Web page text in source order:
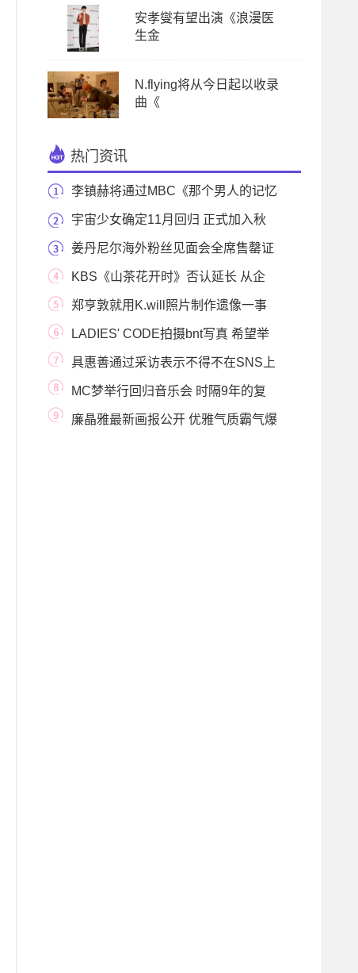
安孝燮有望出演《浪漫医
生金
N.flying将从今日起以收录
曲《
热门资讯
李镇赫将通过MBC《那个男人的记忆
法》挑战演技
宇宙少女确定11月回归 正式加入秋
季歌谣大战
姜丹尼尔海外粉丝见面会全席售罄证
明人气KBS《山茶花开时》否认延长 从企
划阶段就定为
郑亨敦就用K.will照片制作遗像一事
正式道歉LADIES' CODE拍摄bnt写真 希望举
办单独演唱会
具惠善通过采访表示不得不在SNS上
实时公开离婚
MC梦举行回归音乐会 时隔9年的复
出 廉晶雅最新画报公开 优雅气质霸气爆